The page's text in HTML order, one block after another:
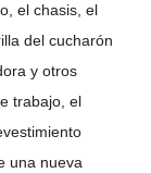
el chasis, el
del cucharón
y otros
trabajo, el
una nueva